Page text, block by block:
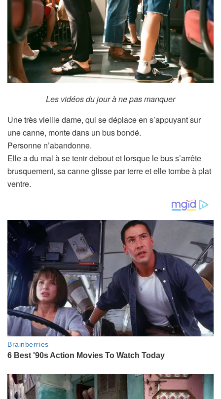
Les vidéos du jour à ne pas manquer
Une très vieille dame, qui se déplace en s’appuyant sur
une canne, monte dans un bus bondé.
Personne n’abandonne.
Elle a du mal à se tenir debout et lorsque le bus s’arrête
brusquement, sa canne glisse par terre et elle tombe à plat
ventre.